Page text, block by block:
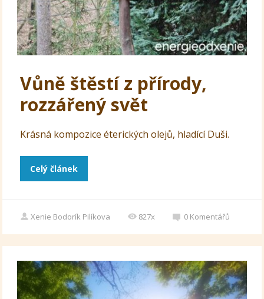
Vůně štěstí z přírody,
rozzářený svět
Krásná kompozice éterických olejů, hladící Duši.
Celý článek
Xenie Bodorík Pilíkova 827x 0 Komentářů